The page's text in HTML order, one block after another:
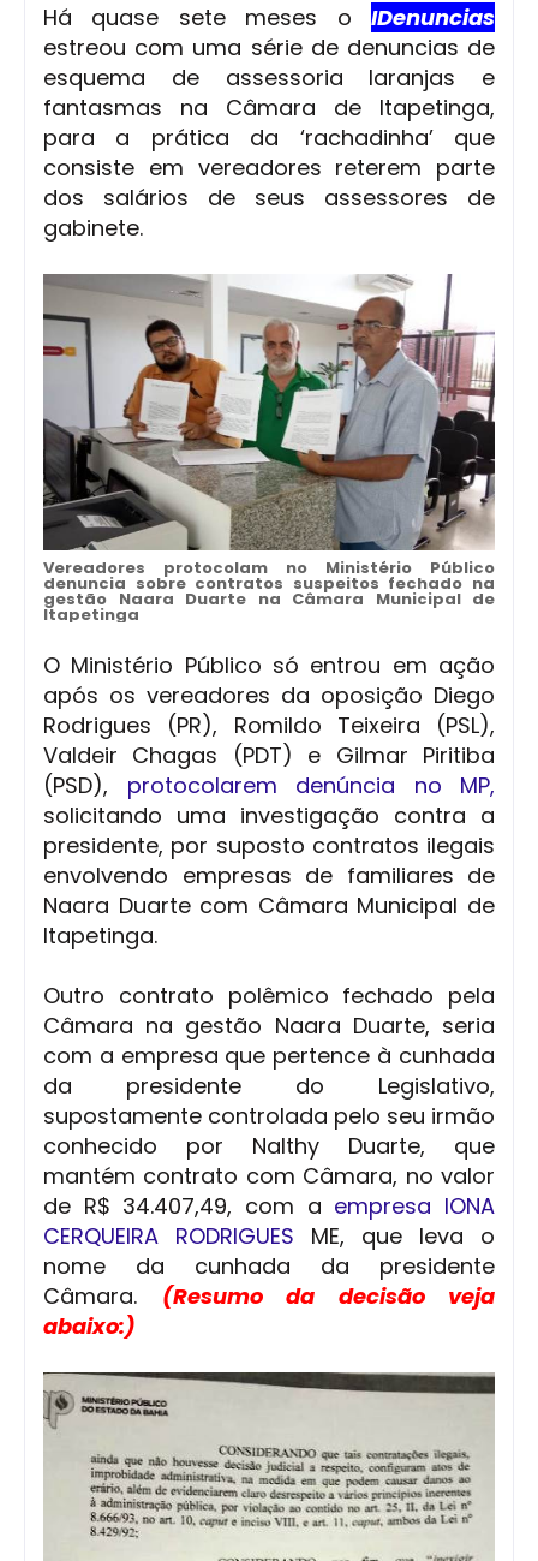
Há quase sete meses o IDenuncias
estreou com uma série de denuncias de
esquema de assessoria laranjas e
fantasmas na Câmara de Itapetinga,
para a prática da ‘rachadinha’ que
consiste em vereadores reterem parte
dos salários de seus assessores de
gabinete.
Vereadores protocolam no Ministério Público
denuncia sobre contratos suspeitos fechado na
gestão Naara Duarte na Câmara Municipal de
Itapetinga
O Ministério Público só entrou em ação
após os vereadores da oposição Diego
Rodrigues (PR), Romildo Teixeira (PSL),
Valdeir Chagas (PDT) e Gilmar Piritiba
(PSD), protocolarem denúncia no MP,
solicitando uma investigação contra a
presidente, por suposto contratos ilegais
envolvendo empresas de familiares de
Naara Duarte com Câmara Municipal de
Itapetinga.
Outro contrato polêmico fechado pela
Câmara na gestão Naara Duarte, seria
com a empresa que pertence à cunhada
da presidente do Legislativo,
supostamente controlada pelo seu irmão
conhecido por Nalthy Duarte, que
mantém contrato com Câmara, no valor
de R$ 34.407,49, com a empresa IONA
CERQUEIRA RODRIGUES ME, que leva o
nome da cunhada da presidente
Câmara. (Resumo da decisão veja
abaixo:)